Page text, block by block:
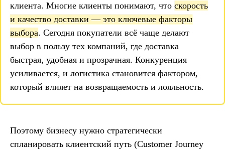
клиента. Многие клиенты понимают, что скорость
и качество доставки — это ключевые факторы
выбора. Сегодня покупатели всё чаще делают
выбор в пользу тех компаний, где доставка
быстрая, удобная и прозрачная. Конкуренция
усиливается, и логистика становится фактором,
который влияет на возвращаемость и лояльность.
Поэтому бизнесу нужно стратегически
спланировать клиентский путь (Customer Journey